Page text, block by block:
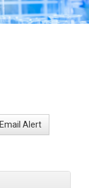
Email Alert